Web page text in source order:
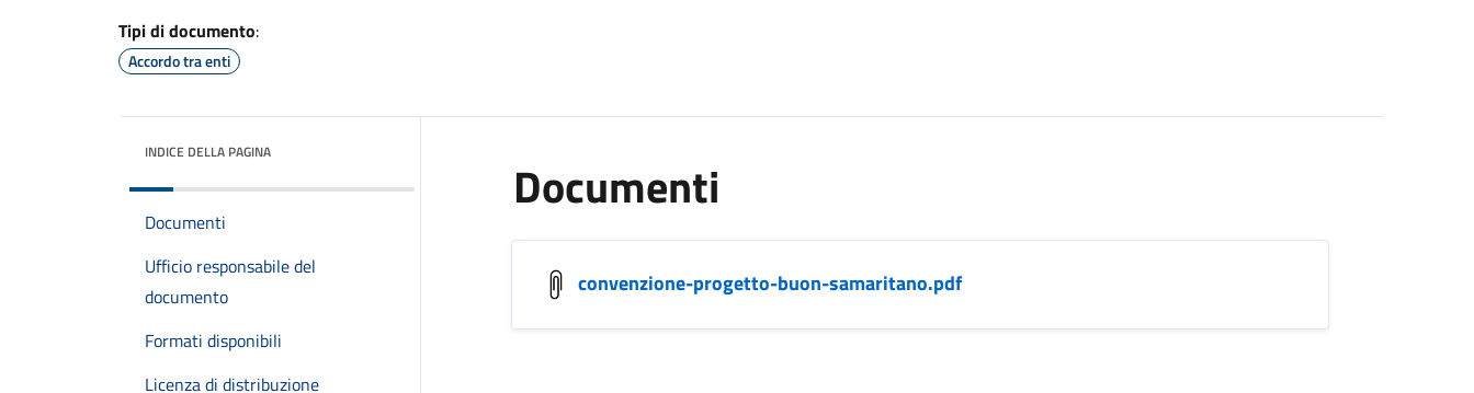
Tipi di documento:
Accordo tra enti
INDICE DELLA PAGINA
Documenti
Ufficio responsabile del
documento
Formati disponibili
Licenza di distribuzione
Documenti
convenzione-progetto-buon-samaritano.pdf